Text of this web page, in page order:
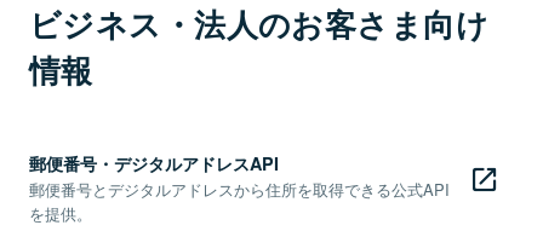
ビジネス・法人のお客さま向け
情報
郵便番号・デジタルアドレスAPI
郵便番号とデジタルアドレスから住所を取得できる公式API
を提供。